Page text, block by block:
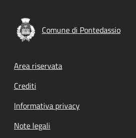
Comune di Pontedassio
Footer menu
Area riservata
Crediti
Informativa privacy
Note legali